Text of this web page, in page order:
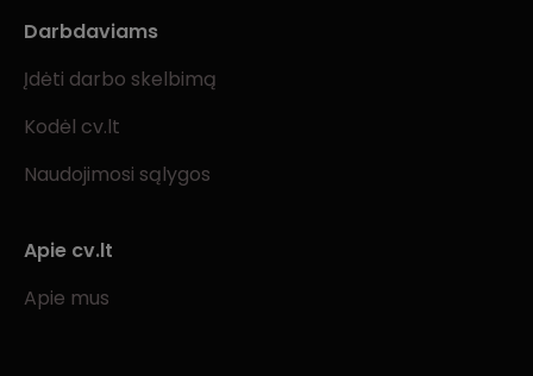
Darbdaviams
Įdėti darbo skelbimą
Kodėl cv.lt
Naudojimosi sąlygos
Apie cv.lt
Apie mus